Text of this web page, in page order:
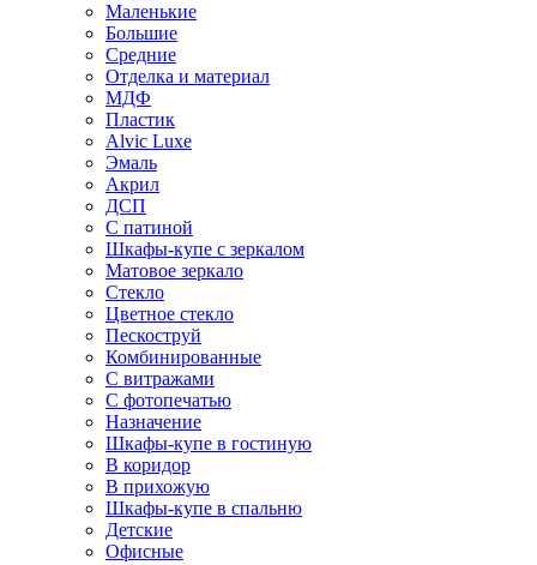
Маленькие
Большие
Средние
Отделка и материал
МДФ
Пластик
Alvic Luxe
Эмаль
Акрил
ДСП
С патиной
Шкафы-купе с зеркалом
Матовое зеркало
Стекло
Цветное стекло
Пескоструй
Комбинированные
С витражами
С фотопечатью
Назначение
Шкафы-купе в гостиную
В коридор
В прихожую
Шкафы-купе в спальню
Детские
Офисные